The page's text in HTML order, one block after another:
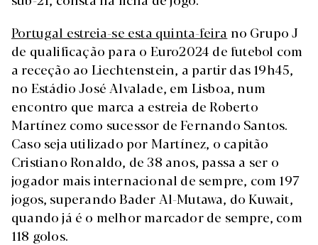
Portugal estreia-se esta quinta-feira no Grupo J
de qualificação para o Euro2024 de futebol com
a receção ao Liechtenstein, a partir das 19h45,
no Estádio José Alvalade, em Lisboa, num
encontro que marca a estreia de Roberto
Martínez como sucessor de Fernando Santos.
Caso seja utilizado por Martínez, o capitão
Cristiano Ronaldo, de 38 anos, passa a ser o
jogador mais internacional de sempre, com 197
jogos, superando Bader Al-Mutawa, do Kuwait,
quando já é o melhor marcador de sempre, com
118 golos.